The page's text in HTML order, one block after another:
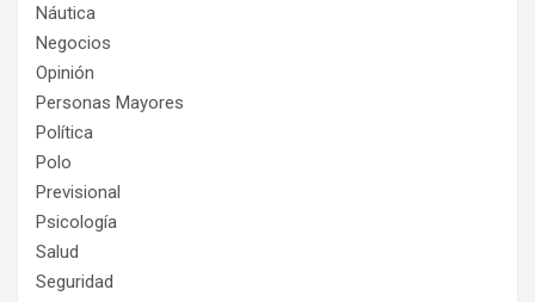
Náutica
Negocios
Opinión
Personas Mayores
Política
Polo
Previsional
Psicología
Salud
Seguridad